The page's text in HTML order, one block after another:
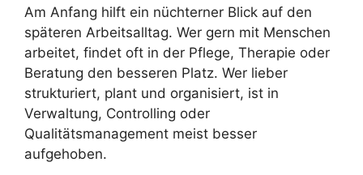
Am Anfang hilft ein nüchterner Blick auf den
späteren Arbeitsalltag. Wer gern mit Menschen
arbeitet, findet oft in der Pflege, Therapie oder
Beratung den besseren Platz. Wer lieber
strukturiert, plant und organisiert, ist in
Verwaltung, Controlling oder
Qualitätsmanagement meist besser
aufgehoben.